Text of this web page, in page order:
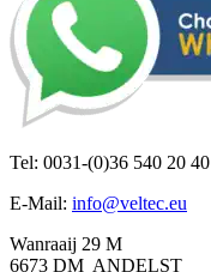
Tel: 0031-(0)36 540 20 40
E-Mail: info@veltec.eu
Wanraaij 29 M
6673 DM ANDELST